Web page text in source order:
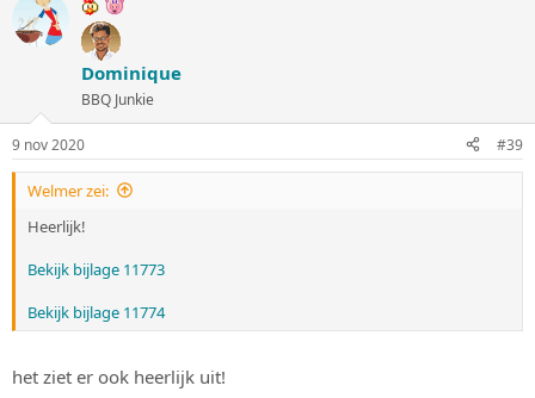
d
e
n
:
Dominique
BBQ Junkie
9 nov 2020 #39
Welmer zei:
Heerlijk!
Bekijk bijlage 11773
Bekijk bijlage 11774
het ziet er ook heerlijk uit!